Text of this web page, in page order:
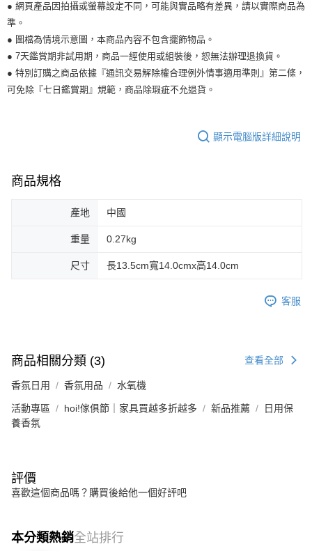
● 網頁產品因拍攝或螢幕設定不同，可能與實品略有差異，請以實際商品為
準。
● 圖檔為情境示意圖，本商品內容不包含擺飾物品。
● 7天鑑賞期非試用期，商品一經使用或組裝後，恕無法辦理退換貨。
● 特別訂購之商品依據『通訊交易解除權合理例外情事適用準則』第二條，
可免除『七日鑑賞期』規範，商品除瑕疵不允退貨。
顯示電腦版詳細說明
商品規格
產地 中國
重量 0.27kg
尺寸 長13.5cm寬14.0cmx高14.0cm
客服
商品相關分類 (3) 查看全部
香氛日用 香氛用品 水氧機
活動專區 hoi!傢俱節｜家具買越多折越多 新品推薦
日用保
養香氛
評價
喜歡這個商品嗎？購買後給他一個好評吧
本分類熱銷全站排行